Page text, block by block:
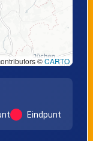
©CARTO
Eindpunt